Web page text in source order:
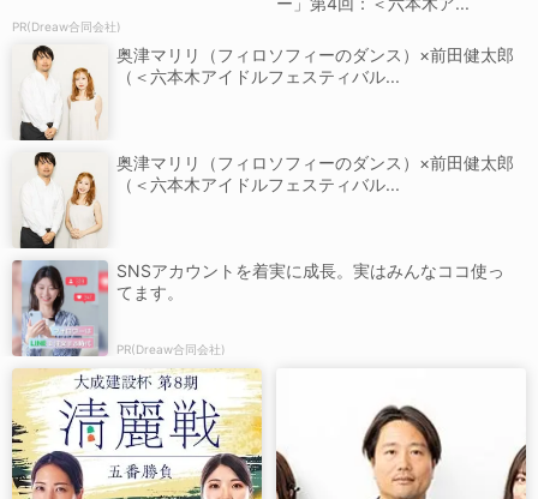
PR(Dreaw合同会社)
奥津マリリ（フィロソフィーのダンス）×前田健太郎
（＜六本木アイドルフェスティバル...
奥津マリリ（フィロソフィーのダンス）×前田健太郎
（＜六本木アイドルフェスティバル...
SNSアカウントを着実に成長。実はみんなココ使っ
てます。
PR(Dreaw合同会社)